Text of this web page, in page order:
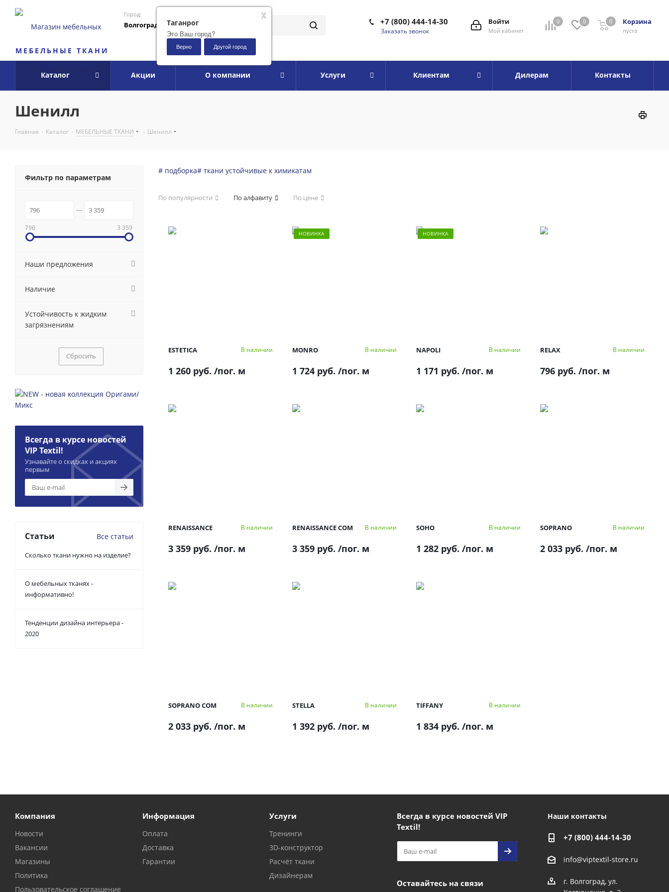
МЕБЕЛЬНЫЕ ТКАНИ
Город:
Волгоград 0 0 Корзина
пуста
0
Войти
Мой кабинет
+7 (800) 444-14-30
Заказать звонок
Каталог Акции О компании Услуги Клиентам Дилерам Контакты
x
Таганрог
Это Ваш город?
Верно Другой город
Шенилл
Главная - Каталог - МЕБЕЛЬНЫЕ ТКАНИ - Шенилл
# подборка# ткани устойчивые к химикатам
По популярности По алфавиту По цене
ESTETICA В наличии
1 260 руб. /пог. м
НОВИНКА
MONRO В наличии
1 724 руб. /пог. м
НОВИНКА
NAPOLI В наличии
1 171 руб. /пог. м
RELAX В наличии
796 руб. /пог. м
RENAISSANCE В наличии
3 359 руб. /пог. м
RENAISSANCE COM В наличии
3 359 руб. /пог. м
SOHO В наличии
1 282 руб. /пог. м
SOPRANO В наличии
2 033 руб. /пог. м
SOPRANO COM В наличии
2 033 руб. /пог. м
STELLA В наличии
1 392 руб. /пог. м
TIFFANY В наличии
1 834 руб. /пог. м
Фильтр по параметрам
796 3 359
Наши предложения
Наличие
Устойчивость к жидким
загрязнениям
Сбросить
Всегда в курсе новостей
VIP Textil!
Узнавайте о скидках и акциях
первым
Статьи Все статьи
Сколько ткани нужно на изделие?
О мебельных тканях -
информативно!
Тенденции дизайна интерьера -
2020
Компания
Новости
Вакансии
Магазины
Политика
Пользовательское соглашение
Информация
Оплата
Доставка
Гарантии
Услуги
Тренинги
3D-конструктор
Расчёт ткани
Дизайнерам
Всегда в курсе новостей VIP
Textil!
Оставайтесь на связи
Наши контакты
+7 (800) 444-14-30
info@viptextil-store.ru
г. Волгоград, ул.